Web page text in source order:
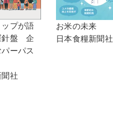
プが語
針盤 企
ーパス
聞社
お米の未来
日本食糧新聞社